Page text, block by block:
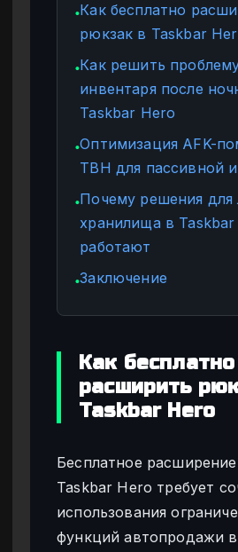
●Как бесплатно
рюкзак в Taskbar
●Как решить
инвентаря после
Taskbar Hero
●Оптимизация AFK-
TBH для пассивной
●Почему решения для
хранилища в
работают
●Заключение
Как бесплатно
расширить
Taskbar Hero
Бесплатное
Taskbar Hero требует
использования
функций автопродажи